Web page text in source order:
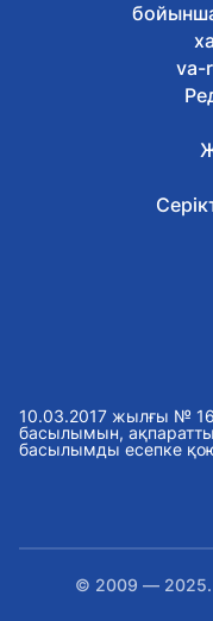
va-
10.03.2017 жылғы №
басылымын,
басылымды есепке
© 2009 — 2025.